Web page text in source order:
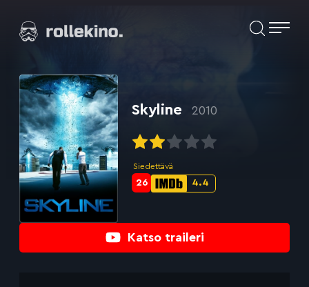
suoraan
Elokuvat ja elokuva-arviot | Rollekino.fi
jälkeen.
Katso traileri
Skyline 2010
Siedettävä
IMDb-
4.4
Metascore-
26